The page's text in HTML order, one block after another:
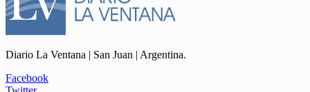
Diario La Ventana | San Juan | Argentina.
Facebook